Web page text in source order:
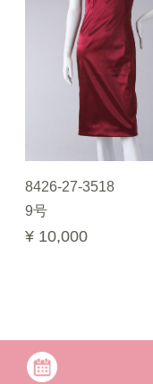
8426-27-3518
9号
¥ 10,000